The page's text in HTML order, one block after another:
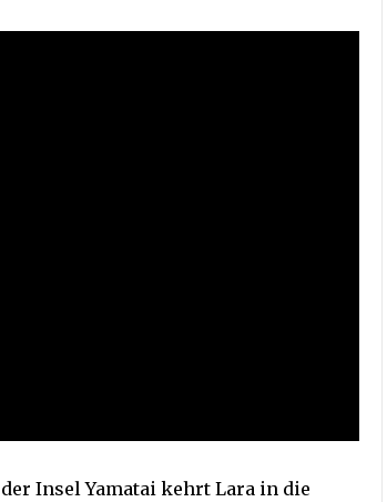
Insel Yamatai kehrt Lara in die